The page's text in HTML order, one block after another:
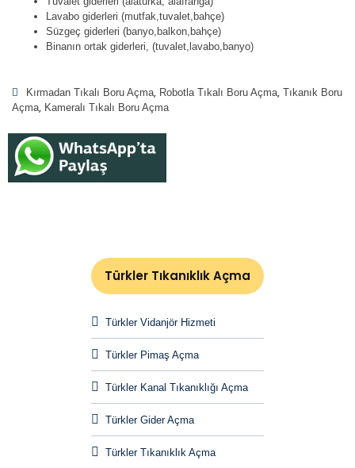
Lavabo giderleri (mutfak,tuvalet,bahçe)
Süzgeç giderleri (banyo,balkon,bahçe)
Binanın ortak giderleri, (tuvalet,lavabo,banyo)
Kırmadan Tıkalı Boru Açma Robotla Tıkalı Boru Açma Tıkanık Boru
Açma Kameralı Tıkalı Boru Açma
Türkler Tıkanıklık Açma
Türkler Vidanjör Hizmeti
Türkler Pimaş Açma
Türkler Kanal Tıkanıklığı Açma
Türkler Gider Açma
Türkler Tıkanıklık Açma